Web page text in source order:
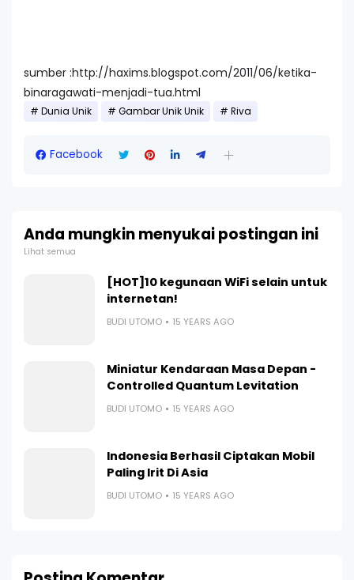
sumber :http://haxims.blogspot.com/2011/06/ketika-
binaragawati-menjadi-tua.html
Dunia Unik Gambar Unik Unik Riva
Facebook
Anda mungkin menyukai postingan ini
Lihat semua
[HOT]10 kegunaan WiFi selain untuk
internetan!
BUDI UTOMO 15 YEARS AGO
Miniatur Kendaraan Masa Depan -
Controlled Quantum Levitation
BUDI UTOMO 15 YEARS AGO
Indonesia Berhasil Ciptakan Mobil
Paling Irit Di Asia
BUDI UTOMO 15 YEARS AGO